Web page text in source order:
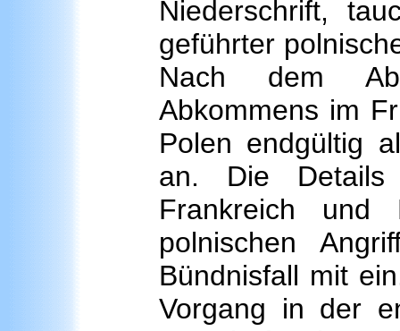
Niederschrift,
geführter
Nach dem
Abkommens im
Polen endgültig
an. Die Details
Frankreich und
polnischen
Bündnisfall mit
Vorgang in der